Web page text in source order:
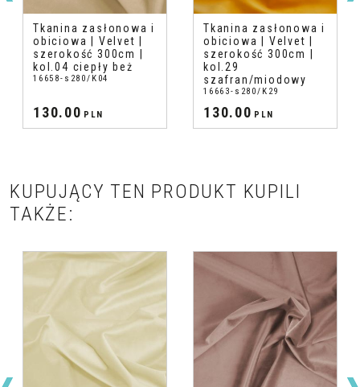
Tkanina zasłonowa i
obiciowa | Velvet |
szerokość 300cm |
kol.04 ciepły beż
16658-s280/K04
130.00 PLN
Tkanina zasłonowa i
obiciowa | Velvet |
szerokość 300cm |
kol.29
szafran/miodowy
16663-s280/K29
130.00 PLN
KUPUJĄCY TEN PRODUKT KUPILI
TAKŻE: